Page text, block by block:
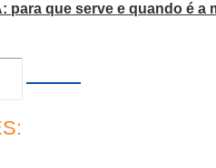
para que serve e quando é a